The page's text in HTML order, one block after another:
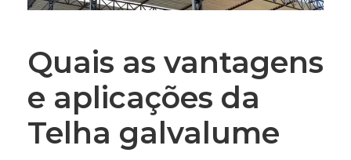
Quais as vantagens
e aplicações da
Telha galvalume